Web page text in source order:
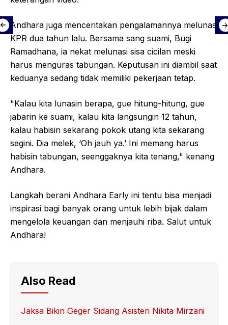
Andhara juga menceritakan pengalamannya melunasi
KPR dua tahun lalu. Bersama sang suami, Bugi
Ramadhana, ia nekat melunasi sisa cicilan meski
harus menguras tabungan. Keputusan ini diambil saat
keduanya sedang tidak memiliki pekerjaan tetap.
"Kalau kita lunasin berapa, gue hitung-hitung, gue
jabarin ke suami, kalau kita langsungin 12 tahun,
kalau habisin sekarang pokok utang kita sekarang
segini. Dia melek, ‘Oh jauh ya.’ Ini memang harus
habisin tabungan, seenggaknya kita tenang," kenang
Andhara.
Langkah berani Andhara Early ini tentu bisa menjadi
inspirasi bagi banyak orang untuk lebih bijak dalam
mengelola keuangan dan menjauhi riba. Salut untuk
Andhara!
Also Read
Jaksa Bikin Geger Sidang Asisten Nikita Mirzani